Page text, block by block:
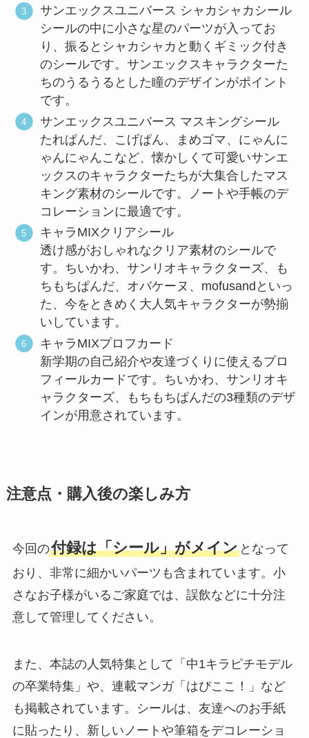
サンエックスユニバース シャカシャカシール
シールの中に小さな星のパーツが入ってお
り、振るとシャカシャカと動くギミック付き
のシールです。サンエックスキャラクターた
ちのうるうるとした瞳のデザインがポイント
です。
サンエックスユニバース マスキングシール
たれぱんだ、こげぱん、まめゴマ、にゃんに
ゃんにゃんこなど、懐かしくて可愛いサンエ
ックスのキャラクターたちが大集合したマス
キング素材のシールです。ノートや手帳のデ
コレーションに最適です。
キャラMIXクリアシール
透け感がおしゃれなクリア素材のシールで
す。ちいかわ、サンリオキャラクターズ、も
ちもちぱんだ、オバケーヌ、mofusandといっ
た、今をときめく大人気キャラクターが勢揃
いしています。
キャラMIXプロフカード
新学期の自己紹介や友達づくりに使えるプロ
フィールカードです。ちいかわ、サンリオキ
ャラクターズ、もちもちぱんだの3種類のデザ
インが用意されています。
注意点・購入後の楽しみ方
今回の付録は「シール」がメインとなって
おり、非常に細かいパーツも含まれています。小
さなお子様がいるご家庭では、誤飲などに十分注
意して管理してください。
また、本誌の人気特集として「中1キラピチモデル
の卒業特集」や、連載マンガ「はぴここ！」など
も掲載されています。シールは、友達へのお手紙
に貼ったり、新しいノートや筆箱をデコレーショ